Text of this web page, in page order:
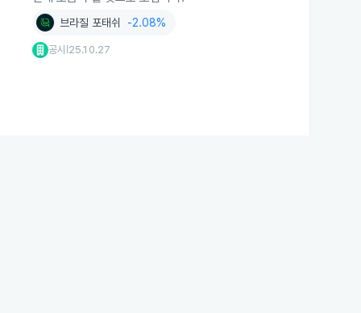
브라질 포태쉬 -2.08%
공시 25.10.27